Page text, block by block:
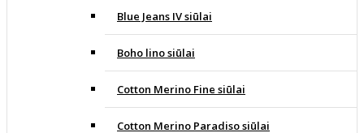
Blue Jeans IV siūlai
Boho lino siūlai
Cotton Merino Fine siūlai
Cotton Merino Paradiso siūlai